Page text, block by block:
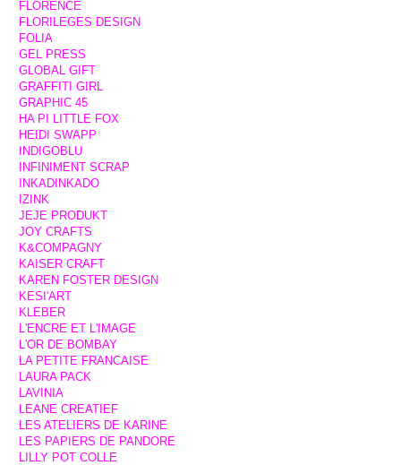
FLORENCE
FLORILEGES DESIGN
FOLIA
GEL PRESS
GLOBAL GIFT
GRAFFITI GIRL
GRAPHIC 45
HA PI LITTLE FOX
HEIDI SWAPP
INDIGOBLU
INFINIMENT SCRAP
INKADINKADO
IZINK
JEJE PRODUKT
JOY CRAFTS
K&COMPAGNY
KAISER CRAFT
KAREN FOSTER DESIGN
KESI'ART
KLEBER
L'ENCRE ET L'IMAGE
L'OR DE BOMBAY
LA PETITE FRANCAISE
LAURA PACK
LAVINIA
LEANE CREATIEF
LES ATELIERS DE KARINE
LES PAPIERS DE PANDORE
LILLY POT COLLE